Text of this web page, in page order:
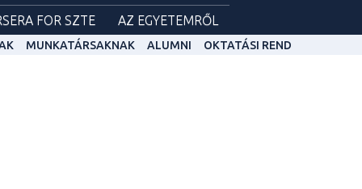
FOR SZTE
AZ EGYETEMRŐL
MUNKATÁRSAKNAK ALUMNI OKTATÁSI REND